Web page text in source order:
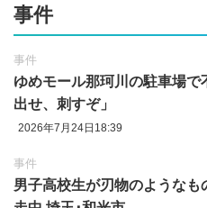
事件
事件
ゆめモール那珂川の駐車場
出せ、刺すぞ」
2026年7月24日18:39
事件
男子高校生が刃物のような